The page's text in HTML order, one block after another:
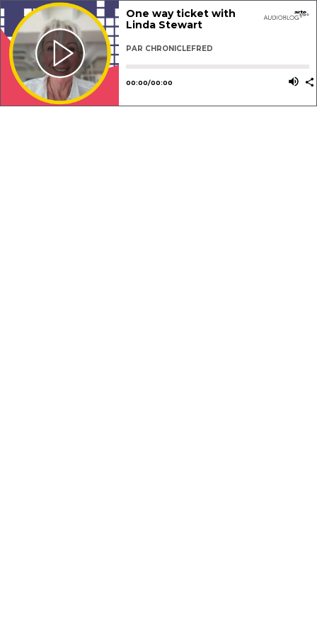
One way ticket with
Linda Stewart
PAR CHRONICLEFRED
Utilisez les flèches gauche ou
00:00/00:00